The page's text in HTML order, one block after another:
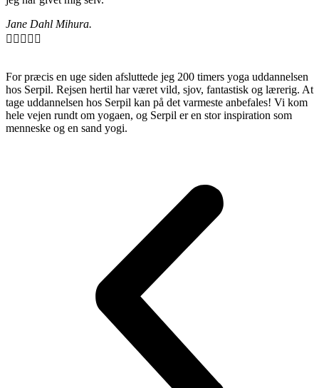
Jane Dahl Mihura.
    
For præcis en uge siden afsluttede jeg 200 timers yoga uddannelsen
hos Serpil. Rejsen hertil har været vild, sjov, fantastisk og lærerig. At
tage uddannelsen hos Serpil kan på det varmeste anbefales! Vi kom
hele vejen rundt om yogaen, og Serpil er en stor inspiration som
menneske og en sand yogi.